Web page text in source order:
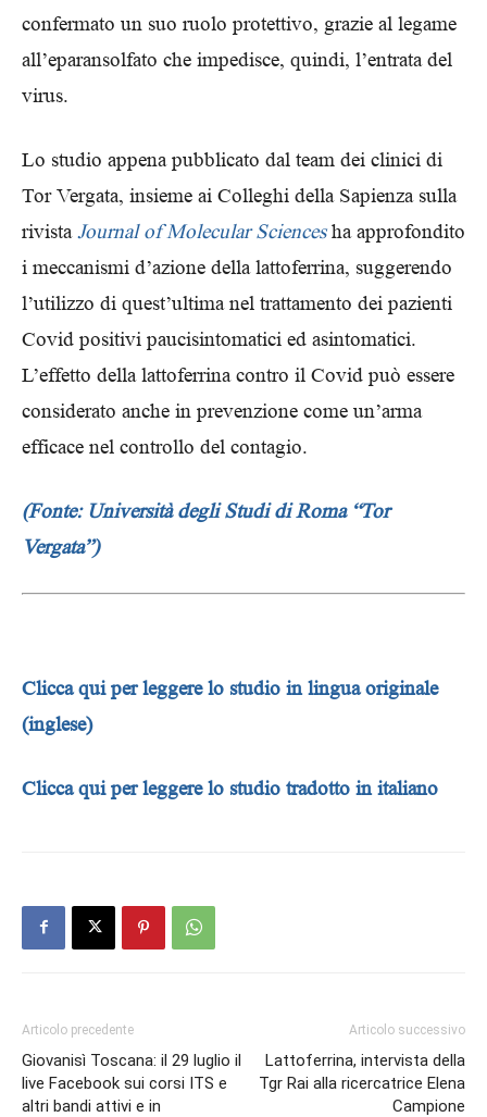
confermato un suo ruolo protettivo, grazie al legame
all’eparansolfato che impedisce, quindi, l’entrata del
virus.
Lo studio appena pubblicato dal team dei clinici di
Tor Vergata, insieme ai Colleghi della Sapienza sulla
rivistaJournal of Molecular Sciencesha approfondito
i meccanismi d’azione della lattoferrina, suggerendo
l’utilizzo di quest’ultima nel trattamento dei pazienti
Covid positivi paucisintomatici ed asintomatici.
L’effetto della lattoferrina contro il Covid può essere
considerato anche in prevenzione come un’arma
efficace nel controllo del contagio.
(Fonte: Università degli Studi di Roma “Tor
Vergata”)
Clicca qui per leggere lo studio in lingua originale
(inglese)
Clicca qui per leggere lo studio tradotto in italiano
Articolo precedente
Giovanisì Toscana: il 29 luglio il
live Facebook sui corsi ITS e
altri bandi attivi e in
Articolo successivo
Lattoferrina, intervista della
Tgr Rai alla ricercatrice Elena
Campione